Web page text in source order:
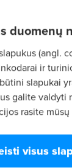
visus
duomenų
(angl.
ir
slapukai
galite valdyti
rasite mūsų
visus